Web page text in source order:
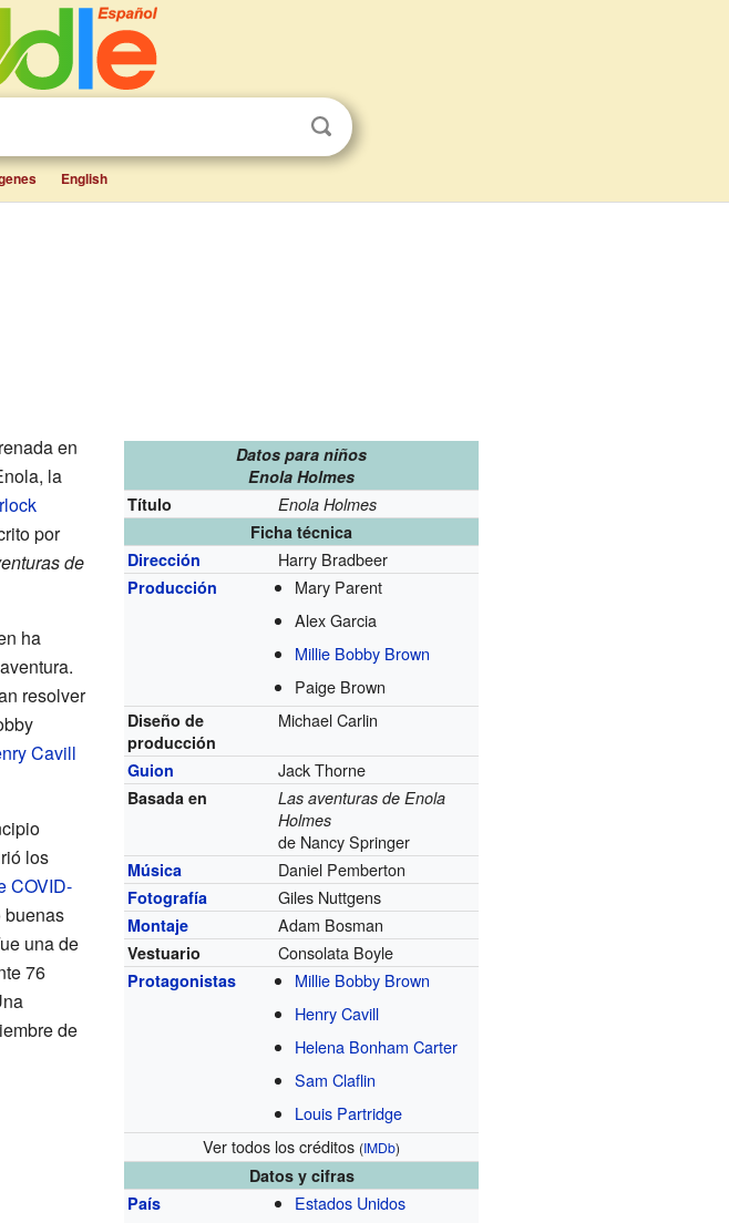
English
Datos para niños
Enola Holmes
Título
Enola Holmes
Ficha técnica
Dirección
Harry Bradbeer
Producción
Mary Parent
Alex Garcia
Millie Bobby Brown
Paige Brown
Diseño de
producción
Michael Carlin
Guion Jack Thorne
Basada en
Las aventuras de Enola
Holmes
de Nancy Springer
Música Daniel Pemberton
Fotografía Giles Nuttgens
Montaje Adam Bosman
Vestuario Consolata Boyle
Protagonistas
Millie Bobby Brown
Henry Cavill
Helena Bonham Carter
Sam Claflin
Louis Partridge
Ver todos los créditos (IMDb)
Datos y cifras
País
Estados Unidos
en
la
por
de
ha
resolver
Cavill
los
COVID-
una de
76
de